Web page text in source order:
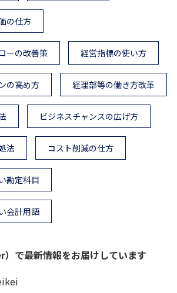
の仕方
ーの改善策 経営指標の使い方
の高め方 経理部等の働き方改革
ビジネスチャンスの広げ方
法 コスト削減の仕方
勘定科目
会計用語
で最新情報をお届けしています